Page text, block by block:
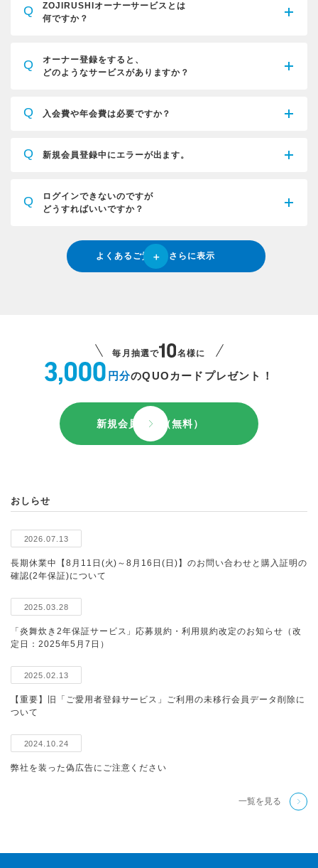
Q
ZOJIRUSHIオーナーサービスとは
何ですか？
Q
オーナー登録をすると、
どのようなサービスがありますか？
Q 入会費や年会費は必要ですか？
Q 新規会員登録中にエラーが出ます。
Q
ログインできないのですが
どうすればいいですか？
よくあるご質問をさらに表示
毎月抽選で 名様に
円分のQUOカードプレゼント！
新規会員登録（無料）
おしらせ
2026.07.13
長期休業中【8月11日(火)～8月16日(日)】のお問い合わせと購入証明の
確認(2年保証)について
2025.03.28
「炎舞炊き2年保証サービス」応募規約・利用規約改定のお知らせ（改
定日：2025年5月7日）
2025.02.13
【重要】旧「ご愛用者登録サービス」ご利用の未移行会員データ削除に
ついて
2024.10.24
弊社を装った偽広告にご注意ください
一覧を見る